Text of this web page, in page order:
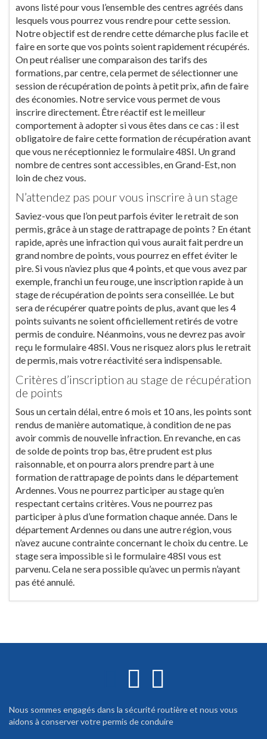
avons listé pour vous l’ensemble des centres agréés dans
lesquels vous pourrez vous rendre pour cette session.
Notre objectif est de rendre cette démarche plus facile et
faire en sorte que vos points soient rapidement récupérés.
On peut réaliser une comparaison des tarifs des
formations, par centre, cela permet de sélectionner une
session de récupération de points à petit prix, afin de faire
des économies. Notre service vous permet de vous
inscrire directement. Être réactif est le meilleur
comportement à adopter si vous êtes dans ce cas : il est
obligatoire de faire cette formation de récupération avant
que vous ne réceptionniez le formulaire 48SI. Un grand
nombre de centres sont accessibles, en Grand-Est, non
loin de chez vous.
N’attendez pas pour vous inscrire à un stage
Saviez-vous que l’on peut parfois éviter le retrait de son
permis, grâce à un stage de rattrapage de points ? En étant
rapide, après une infraction qui vous aurait fait perdre un
grand nombre de points, vous pourrez en effet éviter le
pire. Si vous n’aviez plus que 4 points, et que vous avez par
exemple, franchi un feu rouge, une inscription rapide à un
stage de récupération de points sera conseillée. Le but
sera de récupérer quatre points de plus, avant que les 4
points suivants ne soient officiellement retirés de votre
permis de conduire. Néanmoins, vous ne devrez pas avoir
reçu le formulaire 48SI. Vous ne risquez alors plus le retrait
de permis, mais votre réactivité sera indispensable.
Critères d’inscription au stage de récupération
de points
Sous un certain délai, entre 6 mois et 10 ans, les points sont
rendus de manière automatique, à condition de ne pas
avoir commis de nouvelle infraction. En revanche, en cas
de solde de points trop bas, être prudent est plus
raisonnable, et on pourra alors prendre part à une
formation de rattrapage de points dans le département
Ardennes. Vous ne pourrez participer au stage qu’en
respectant certains critères. Vous ne pourrez pas
participer à plus d’une formation chaque année. Dans le
département Ardennes ou dans une autre région, vous
n’avez aucune contrainte concernant le choix du centre. Le
stage sera impossible si le formulaire 48SI vous est
parvenu. Cela ne sera possible qu’avec un permis n’ayant
pas été annulé.
Nous sommes engagés dans la sécurité routière et nous vous
aidons à conserver votre permis de conduire